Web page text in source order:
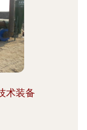
术装备